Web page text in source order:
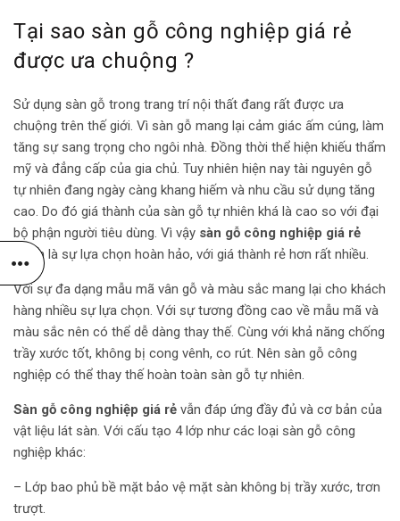
Tại sao sàn gỗ công nghiệp giá rẻ
được ưa chuộng ?
Sử dụng sàn gỗ trong trang trí nội thất đang rất được ưa
chuộng trên thế giới. Vì sàn gỗ mang lại cảm giác ấm cúng, làm
tăng sự sang trọng cho ngôi nhà. Đồng thời thể hiện khiếu thẩm
mỹ và đẳng cấp của gia chủ. Tuy nhiên hiện nay tài nguyên gỗ
tự nhiên đang ngày càng khang hiếm và nhu cầu sử dụng tăng
cao. Do đó giá thành của sàn gỗ tự nhiên khá là cao so với đại
bộ phận người tiêu dùng. Vì vậy sàn gỗ công nghiệp giá rẻ
chính là sự lựa chọn hoàn hảo, với giá thành rẻ hơn rất nhiều.
Với sự đa dạng mẫu mã vân gỗ và màu sắc mang lại cho khách
hàng nhiều sự lựa chọn. Với sự tương đồng cao về mẫu mã và
màu sắc nên có thể dễ dàng thay thế. Cùng với khả năng chống
trầy xước tốt, không bị cong vênh, co rút. Nên sàn gỗ công
nghiệp có thể thay thế hoàn toàn sàn gỗ tự nhiên.
Sàn gỗ công nghiệp giá rẻ vẫn đáp ứng đầy đủ và cơ bản của
vật liệu lát sàn. Với cấu tạo 4 lớp như các loại sàn gỗ công
nghiệp khác:
– Lớp bao phủ bề mặt bảo vệ mặt sàn không bị trầy xước, trơn
trượt.